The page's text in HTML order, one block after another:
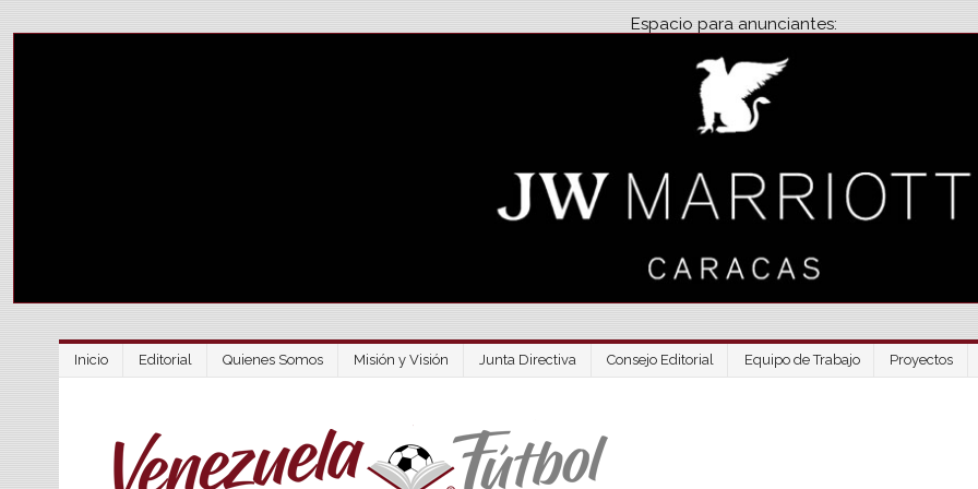
Espacio para anunciantes:
Inicio Editorial Quienes Somos Misión y Visión Junta Directiva Consejo Editorial Equipo de Trabajo Proyectos